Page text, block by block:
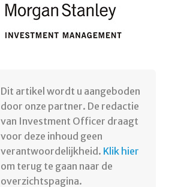
Dit artikel wordt u aangeboden
door onze partner. De redactie
van Investment Officer draagt
voor deze inhoud geen
verantwoordelijkheid. Klik hier
om terug te gaan naar de
overzichtspagina.